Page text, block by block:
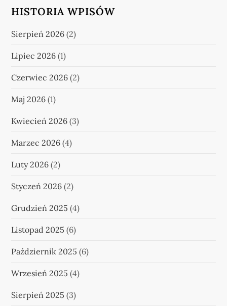
HISTORIA WPISÓW
Sierpień 2026 (2)
Lipiec 2026 (1)
Czerwiec 2026 (2)
Maj 2026 (1)
Kwiecień 2026 (3)
Marzec 2026 (4)
Luty 2026 (2)
Styczeń 2026 (2)
Grudzień 2025 (4)
Listopad 2025 (6)
Październik 2025 (6)
Wrzesień 2025 (4)
Sierpień 2025 (3)